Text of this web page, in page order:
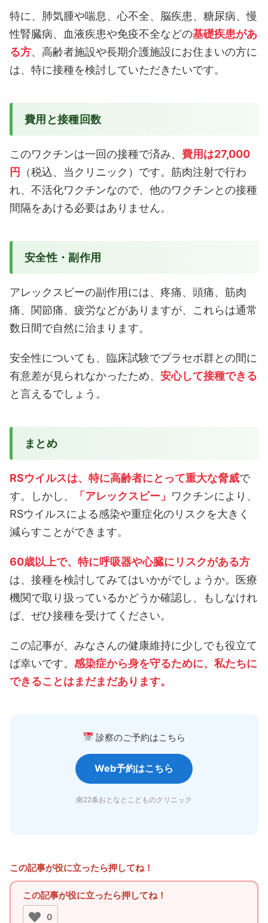
特に、肺気腫や喘息、心不全、脳疾患、糖尿病、慢
性腎臓病、血液疾患や免疫不全などの基礎疾患があ
る方、高齢者施設や長期介護施設にお住まいの方に
は、特に接種を検討していただきたいです。
費用と接種回数
このワクチンは一回の接種で済み、 費用は27,000
円 （税込、当クリニック）です。筋肉注射で行わ
れ、不活化ワクチンなので、他のワクチンとの接種
間隔をあける必要はありません。
安全性・副作用
アレックスビーの副作用には、疼痛、頭痛、筋肉
痛、関節痛、疲労などがありますが、これらは通常
数日間で自然に治まります。
安全性についても、臨床試験でプラセボ群との間に
有意差が見られなかったため、 安心して接種できる
と言えるでしょう。
まとめ
RSウイルスは、特に高齢者にとって重大な脅威で
す。しかし、
「アレックスビー」 ワクチンにより、
RSウイルスによる感染や重症化のリスクを大きく
減らすことができます。
60歳以上で、特に呼吸器や心臓にリスクがある方
は、接種を検討してみてはいかがでしょうか。医療
機関で取り扱っているかどうか確認し、もしなけれ
ば、ぜひ接種を受けてください。
この記事が、みなさんの健康維持に少しでも役立て
ば幸いです。 感染症から身を守るために、私たちに
できることはまだまだあります。
診察のご予約はこちら
Web予約はこちら
南22条おとなとこどものクリニック
この記事が役に立ったら押してね！
0